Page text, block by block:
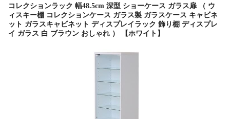
コレクションラック 幅48.5cm 深型 ショーケース ガラス扉 （ ウ
ィスキー棚 コレクションケース ガラス製 ガラスケース キャビネ
ット ガラスキャビネット ディスプレイラック 飾り棚 ディスプレ
イ ガラス 白 ブラウン おしゃれ ） 【ホワイト】